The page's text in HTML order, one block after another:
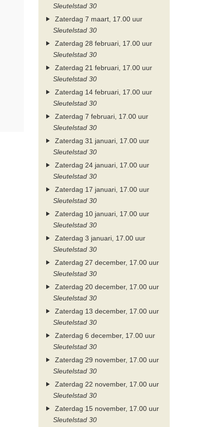
Sleutelstad 30
Zaterdag 7 maart, 17.00 uur
Sleutelstad 30
Zaterdag 28 februari, 17.00 uur
Sleutelstad 30
Zaterdag 21 februari, 17.00 uur
Sleutelstad 30
Zaterdag 14 februari, 17.00 uur
Sleutelstad 30
Zaterdag 7 februari, 17.00 uur
Sleutelstad 30
Zaterdag 31 januari, 17.00 uur
Sleutelstad 30
Zaterdag 24 januari, 17.00 uur
Sleutelstad 30
Zaterdag 17 januari, 17.00 uur
Sleutelstad 30
Zaterdag 10 januari, 17.00 uur
Sleutelstad 30
Zaterdag 3 januari, 17.00 uur
Sleutelstad 30
Zaterdag 27 december, 17.00 uur
Sleutelstad 30
Zaterdag 20 december, 17.00 uur
Sleutelstad 30
Zaterdag 13 december, 17.00 uur
Sleutelstad 30
Zaterdag 6 december, 17.00 uur
Sleutelstad 30
Zaterdag 29 november, 17.00 uur
Sleutelstad 30
Zaterdag 22 november, 17.00 uur
Sleutelstad 30
Zaterdag 15 november, 17.00 uur
Sleutelstad 30